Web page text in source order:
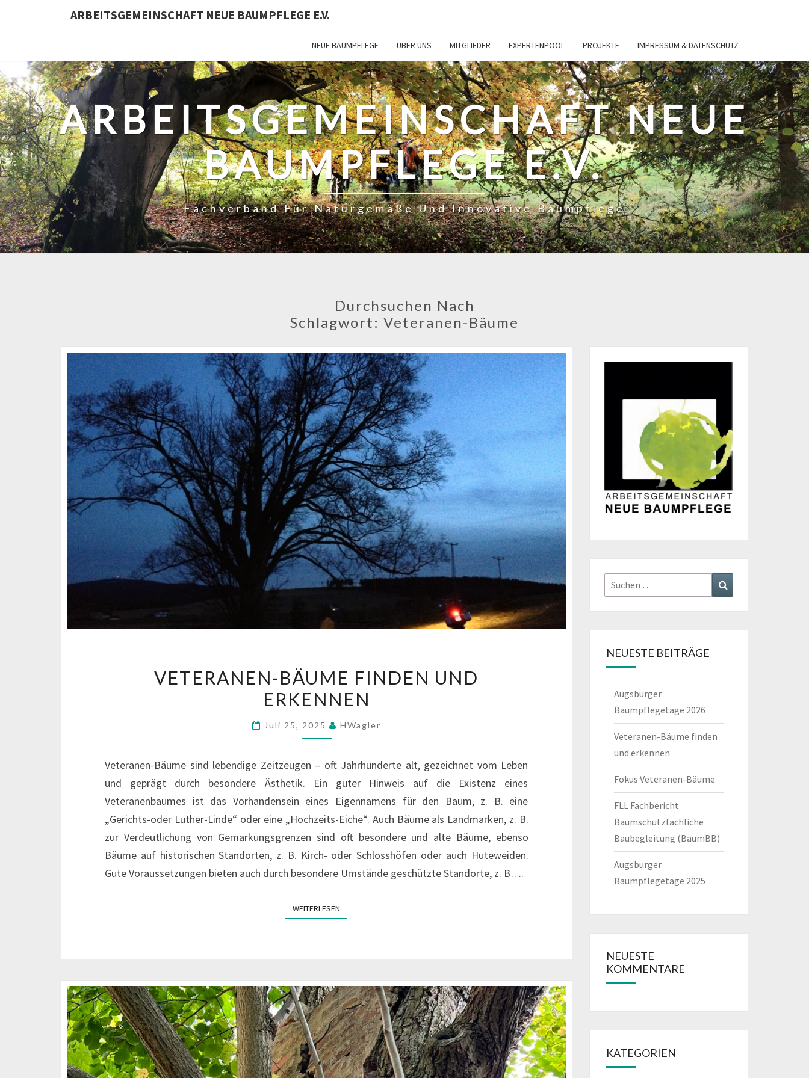
ARBEITSGEMEINSCHAFT NEUE BAUMPFLEGE E.V.
NEUE BAUMPFLEGE ÜBER UNS MITGLIEDER EXPERTENPOOL PROJEKTE IMPRESSUM & DATENSCHUTZ
ARBEITSGEMEINSCHAFT NEUE
BAUMPFLEGE E.V.
Fachverband Für Naturgemäße Und Innovative Baumpflege
Durchsuchen Nach
Schlagwort: Veteranen-Bäume
BÄUME
FINDEN
ERKENNEN
VETERANEN-BÄUME FINDEN UND
ERKENNEN
Juli 25, 2025 HWagler
Veteranen-Bäume sind lebendige Zeitzeugen – oft Jahrhunderte alt, gezeichnet vom Leben
und geprägt durch besondere Ästhetik. Ein guter Hinweis auf die Existenz eines
Veteranenbaumes ist das Vorhandensein eines Eigennamens für den Baum, z. B. eine
„Gerichts-oder Luther-Linde“ oder eine „Hochzeits-Eiche“. Auch Bäume als Landmarken, z. B.
zur Verdeutlichung von Gemarkungsgrenzen sind oft besondere und alte Bäume, ebenso
Bäume auf historischen Standorten, z. B. Kirch- oder Schlosshöfen oder auch Huteweiden.
Gute Voraussetzungen bieten auch durch besondere Umstände geschützte Standorte, z. B….
WEITERLESEN
Suchen
nach:
NEUESTE BEITRÄGE
Augsburger
Baumpflegetage 2026
Veteranen-Bäume finden
und erkennen
Fokus Veteranen-Bäume
FLL Fachbericht
Baumschutzfachliche
Baubegleitung (BaumBB)
Augsburger
Baumpflegetage 2025
NEUESTE
KOMMENTARE
KATEGORIEN